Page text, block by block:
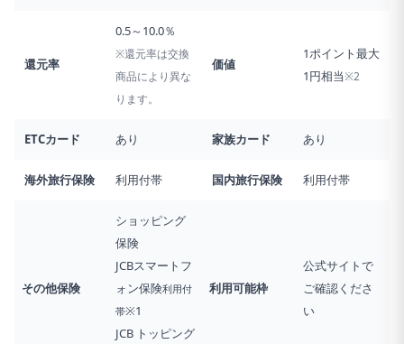
還元率
0.5～10.0％
※還元率は交換
商品により異な
ります。
価値
1ポイント最大
1円相当※2
ETCカード あり 家族カード あり
海外旅行保険 利用付帯 国内旅行保険 利用付帯
その他保険
ショッピング
保険
JCBスマートフ
ォン保険利用付
帯※1
JCB トッピング
利用可能枠
公式サイトで
ご確認くださ
い